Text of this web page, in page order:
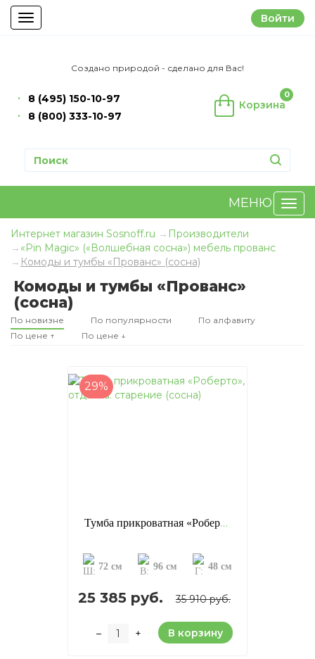
Toggle
navigation
Войти
Создано природой - сделано для Вас!
Корзина
0
8 (495) 150-10-97
8 (800) 333-10-97
МЕНЮ
Интернет магазин Sosnoff.ru
Производители
«Pin Magic» («Волшебная сосна») мебель прованс
Комоды и тумбы «Прованс» (сосна)
Комоды и тумбы «Прованс»
(сосна)
По новизне По популярности
По алфавиту
По цене ↑
По цене ↓
29%
Тумба прикроватная «Роберто», отделка: старение (сосна)
72 см 96 см 48 см
25 385 руб. 35 910 руб.
– + В корзину